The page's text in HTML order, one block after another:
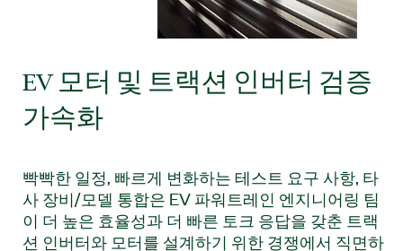
EV 모터 및 트랙션 인버터 검증
가속화
빡빡한 일정, 빠르게 변화하는 테스트 요구 사항, 타
사 장비/모델 통합은 EV 파워트레인 엔지니어링 팀
이 더 높은 효율성과 더 빠른 토크 응답을 갖춘 트랙
션 인버터와 모터를 설계하기 위한 경쟁에서 직면하